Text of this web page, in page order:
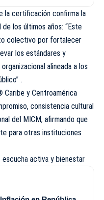
la certificación confirma la
los últimos años: “Este
colectivo por fortalecer
los estándares y
alineada a los
.
y Centroamérica
consistencia cultural
del MICM, afirmando que
para otras instituciones
escucha activa y bienestar